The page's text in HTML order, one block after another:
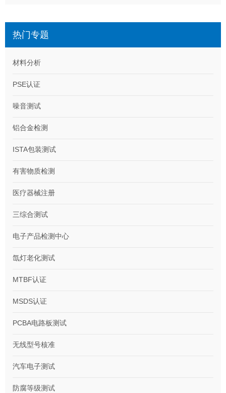
热门专题
材料分析
PSE认证
噪音测试
铝合金检测
ISTA包装测试
有害物质检测
医疗器械注册
三综合测试
电子产品检测中心
氙灯老化测试
MTBF认证
MSDS认证
PCBA电路板测试
无线型号核准
汽车电子测试
防腐等级测试